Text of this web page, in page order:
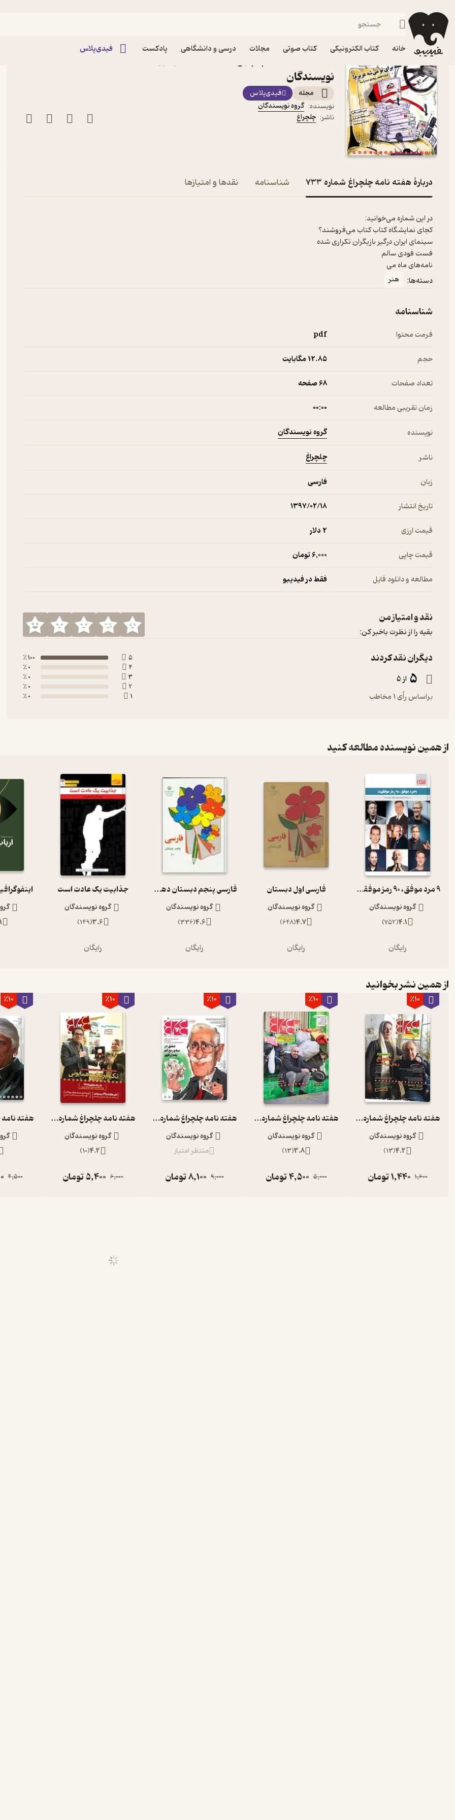
خانه کتاب الکترونیکی کتاب صوتی مجلات درسی و دانشگاهی پادکست فیدی‌پلاس
فیدیبو مجله و نشریه
نویسندگان
مجله
فیدی‌پلاس
نویسنده: گروه نویسندگان
ناشر: چلچراغ
دربارۀ هفته نامه چلچراغ شماره 733 شناسنامه نقدها و امتیازها
نامه‌های ماه می
دسته‌ها: هنر
شناسنامه
فرمت محتوا pdf
حجم 12.۸۵ مگابایت
تعداد صفحات 68 صفحه
زمان تقریبی مطالعه ۰۰:۰۰
نویسنده گروه نویسندگان
ناشر چلچراغ
زبان فارسی
تاریخ انتشار ۱۳۹۷/۰۲/۱۸
قیمت ارزی 2 دلار
قیمت چاپی 6,000 تومان
مطالعه و دانلود فایل فقط در فیدیبو
نقد و امتیاز من
بقیه را از نظرت باخبر کن:
دیگران نقد کردند
5 از 5
براساس رأی 1 مخاطب
5
100 ٪
4
0 ٪
3
0 ٪
2
0 ٪
1
0 ٪
از همین نویسنده مطالعه کنید
9 مرد موفق، 90 رمز موفقیت
گروه نویسندگان
4.1
(
752
)
رایگان
فارسی اول دبستان
گروه نویسندگان
4.7
(
648
)
رایگان
فارسی پنجم دبستان دهه 60
گروه نویسندگان
4.6
(
336
)
رایگان
جذابیت یک عادت است
گروه نویسندگان
3.6
(
149
)
رایگان
از همین نشر بخوانید
٪10
هفته نامه چلچراغ شماره 700
گروه نویسندگان
4.2
(
13
)
1,600
1,440تومان
٪10
هفته نامه چلچراغ شماره 730
گروه نویسندگان
3.8
(
13
)
5,000
4,500تومان
٪10
هفته نامه چلچراغ شماره 776
گروه نویسندگان
منتظر امتیاز
9,000
8,100تومان
٪10
هفته نامه چلچراغ شماره 754
گروه نویسندگان
4.2
(
10
)
6,000
5,400تومان
٪10
4,500